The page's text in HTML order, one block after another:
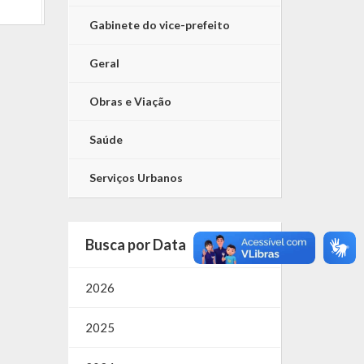
Gabinete do vice-prefeito
Geral
Obras e Viação
Saúde
Serviços Urbanos
Busca por Data
2026
2025